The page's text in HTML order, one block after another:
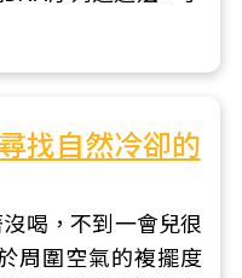
找自然冷卻的
喝，不到一會兒很
周圍空氣的複擺度